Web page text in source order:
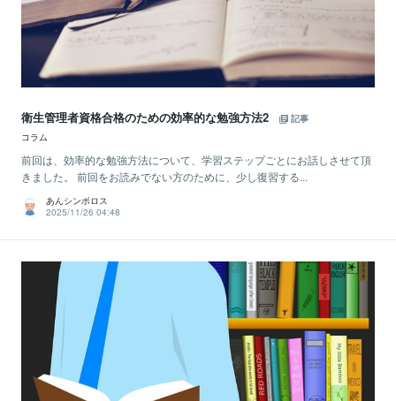
衛生管理者資格合格のための効率的な勉強方法2
記事
コラム
前回は、効率的な勉強方法について、学習ステップごとにお話しさせて頂
きました。 前回をお読みでない方のために、少し復習する...
あんシンボロス
2025/11/26 04:48